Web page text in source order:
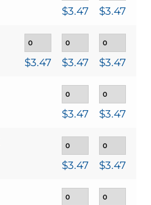
$3.47 $3.47
$3.47 $3.47 $3.47
$3.47 $3.47
$3.47 $3.47